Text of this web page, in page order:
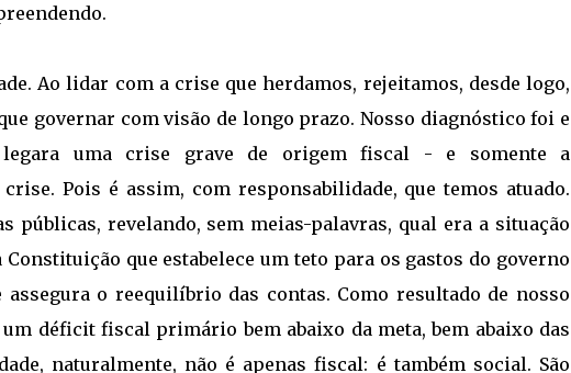
Ao lidar com a crise que herdamos, rejeitamos, desde logo,
governar com visão de longo prazo. Nosso diagnóstico foi e
uma crise grave de origem fiscal - e somente a
Pois é assim, com responsabilidade, que temos atuado.
públicas, revelando, sem meias-palavras, qual era a situação
que estabelece um teto para os gastos do governo
o reequilíbrio das contas. Como resultado de nosso
um déficit fiscal primário bem abaixo da meta, bem abaixo das
naturalmente, não é apenas fiscal: é também social. São